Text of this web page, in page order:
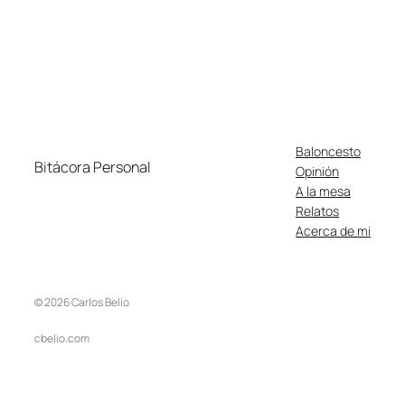
Bitácora Personal
Baloncesto
Opinión
A la mesa
Relatos
Acerca de mi
© 2026 Carlos Belío
cbelio.com